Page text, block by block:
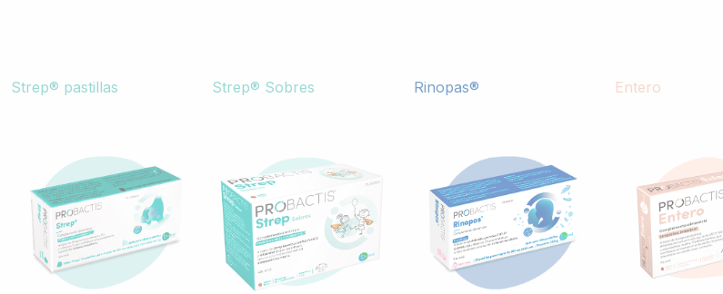
Strep® pastillas Strep® Sobres Rinopas® Entero